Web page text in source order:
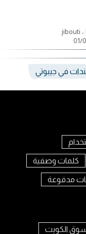
، jibouti
في جيبوتي
كلمات وصفية
مدفوعة
الكويت